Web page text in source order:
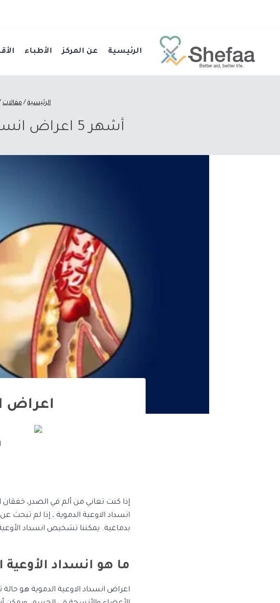
الرئيسية عن المركز الأطباء
الرئيسية / مقالات
أشهر 5 اعراض انسداد الاوعية الدموية وعلاجها | شفاء
اعراض
إذا كنت تعاني من ألم في الصدر،
انسداد الاوعية الدموية ، إذا لم
بدماغية. يمكننا تشخيص انسداد
ما هو انسداد
اعراض انسداد الاوعية الدموية هو حالة